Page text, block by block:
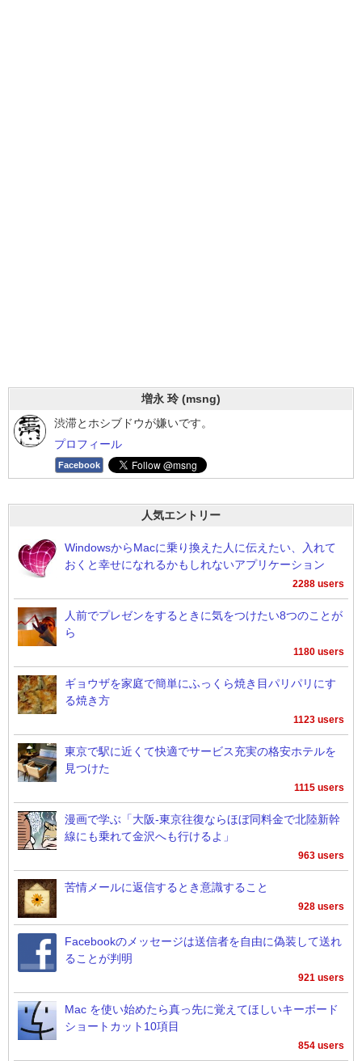
増永 玲 (msng)
渋滞とホシブドウが嫌いです。
プロフィール
Facebook
人気エントリー
WindowsからMacに乗り換えた人に伝えたい、入れて
おくと幸せになれるかもしれないアプリケーション
2288 users
人前でプレゼンをするときに気をつけたい8つのことが
ら
1180 users
ギョウザを家庭で簡単にふっくら焼き目パリパリにす
る焼き方
1123 users
東京で駅に近くて快適でサービス充実の格安ホテルを
見つけた
1115 users
漫画で学ぶ「大阪-東京往復ならほぼ同料金で北陸新幹
線にも乗れて金沢へも行けるよ」
963 users
苦情メールに返信するとき意識すること
928 users
Facebookのメッセージは送信者を自由に偽装して送れ
ることが判明
921 users
Mac を使い始めたら真っ先に覚えてほしいキーボード
ショートカット10項目
854 users